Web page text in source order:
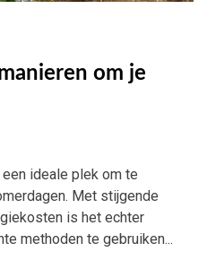
om je
ideale plek om te
Met stijgende
is het echter
methoden te gebruiken...